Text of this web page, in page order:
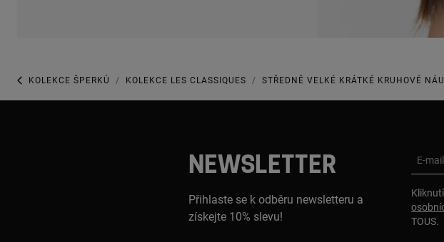
KOLEKCE ŠPERKŮ KOLEKCE LES CLASSIQUES STŘEDNĚ VELKÉ KRÁTKÉ KRUHOVÉ
NEWSLETTER
Přihlaste se k odběru newsletteru a
získejte 10% slevu!
E-mail
TOUS.